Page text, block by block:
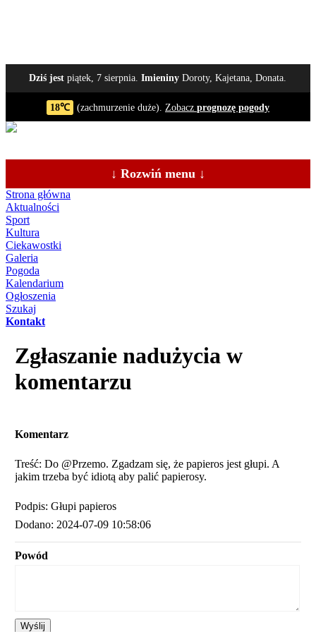
Dziś jest piątek, 7 sierpnia.Imieniny Doroty, Kajetana, Donata.
18℃ (zachmurzenie duże). Zobacz prognozę pogody
↓ Rozwiń menu ↓
Strona główna
Aktualności
Sport
Kultura
Ciekawostki
Galeria
Pogoda
Kalendarium
Ogłoszenia
Szukaj
Kontakt
Zgłaszanie nadużycia w
komentarzu
Komentarz
Treść: Do @Przemo. Zgadzam się, że papieros jest głupi. A
jakim trzeba być idiotą aby palić papierosy.
Podpis: Głupi papieros
Dodano: 2024-07-09 10:58:06
Powód
Wyślij